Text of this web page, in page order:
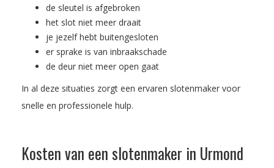
de sleutel is afgebroken
het slot niet meer draait
je jezelf hebt buitengesloten
er sprake is van inbraakschade
de deur niet meer open gaat
In al deze situaties zorgt een ervaren slotenmaker voor
snelle en professionele hulp.
Kosten van een slotenmaker in Urmond